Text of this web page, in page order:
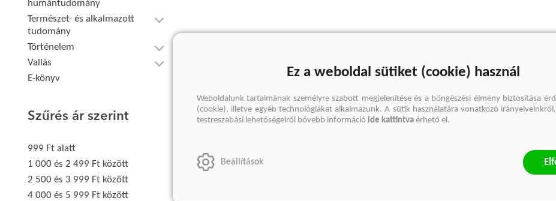
humántudomány
Természet- és alkalmazott
tudomány
Történelem
Vallás
E-könyv
Szűrés ár szerint
999 Ft alatt
1 000 és 2 499 Ft között
2 500 és 3 999 Ft között
4 000 és 5 999 Ft között
Ez a weboldal sütiket (cookie) használ
Weboldalunk tartalmának személyre szabott megjelenítése és a böngészési élmény biztosítása
(cookie), illetve egyéb technológiákat alkalmazunk. A sütik használatára vonatkozó
testreszabási lehetőségeiről bővebb információ ide kattintva érhető el.
Beállítások